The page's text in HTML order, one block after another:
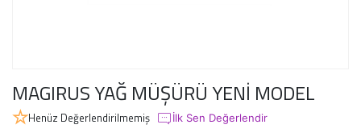
MAGIRUS YAĞ MÜŞÜRÜ YENİ MODEL
Henüz Değerlendirilmemiş İlk Sen Değerlendir